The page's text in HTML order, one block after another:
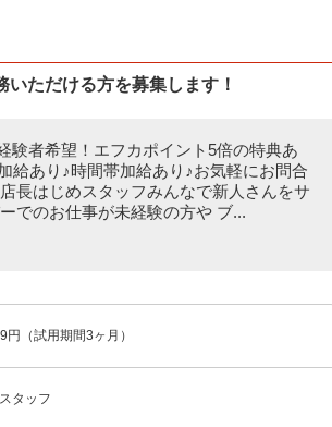
いただける方を募集します！
者希望！エフカポイント5倍の特典あ
給あり♪時間帯加給あり♪お気軽にお問合
長はじめスタッフみんなで新人さんをサ
でのお仕事が未経験の方や ブ...
（試用期間3ヶ月）
タッフ